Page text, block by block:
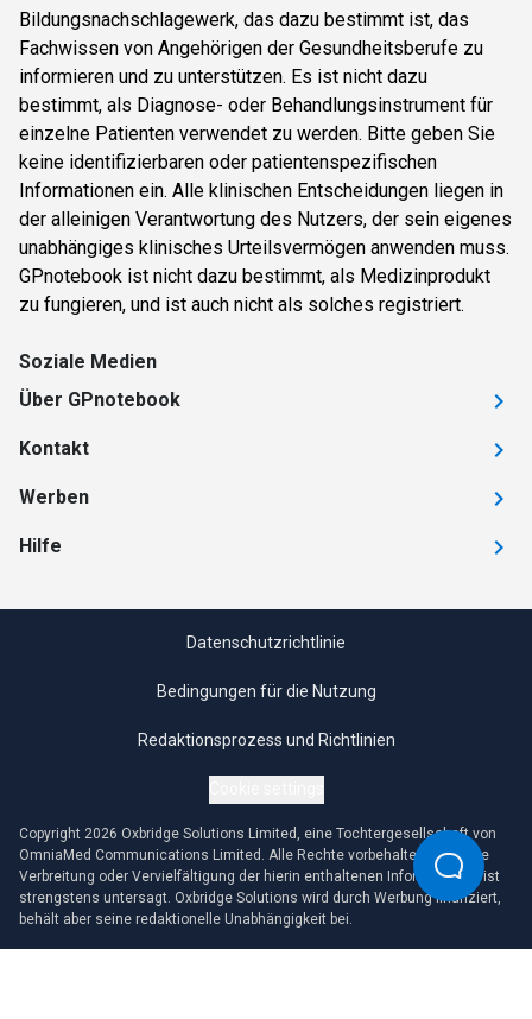
Bildungsnachschlagewerk, das dazu bestimmt ist, das
Fachwissen von Angehörigen der Gesundheitsberufe zu
informieren und zu unterstützen. Es ist nicht dazu
bestimmt, als Diagnose- oder Behandlungsinstrument für
einzelne Patienten verwendet zu werden. Bitte geben Sie
keine identifizierbaren oder patientenspezifischen
Informationen ein. Alle klinischen Entscheidungen liegen in
der alleinigen Verantwortung des Nutzers, der sein eigenes
unabhängiges klinisches Urteilsvermögen anwenden muss.
GPnotebook ist nicht dazu bestimmt, als Medizinprodukt
zu fungieren, und ist auch nicht als solches registriert.
Soziale Medien
Über GPnotebook
Kontakt
Werben
Hilfe
Datenschutzrichtlinie
Bedingungen für die Nutzung
Redaktionsprozess und Richtlinien
Copyright 2026 Oxbridge Solutions Limited, eine Tochtergesellschaft von
OmniaMed Communications Limited. Alle Rechte vorbehalten. Jegliche
Verbreitung oder Vervielfältigung der hierin enthaltenen Informationen ist
strengstens untersagt. Oxbridge Solutions wird durch Werbung finanziert,
behält aber seine redaktionelle Unabhängigkeit bei.